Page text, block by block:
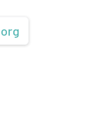
.org